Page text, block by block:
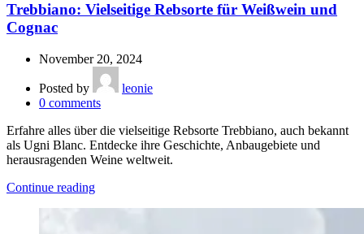
Trebbiano: Vielseitige Rebsorte für Weißwein und
Cognac
November 20, 2024
Posted by
leonie
0 comments
Erfahre alles über die vielseitige Rebsorte Trebbiano, auch bekannt
als Ugni Blanc. Entdecke ihre Geschichte, Anbaugebiete und
herausragenden Weine weltweit.
Continue reading